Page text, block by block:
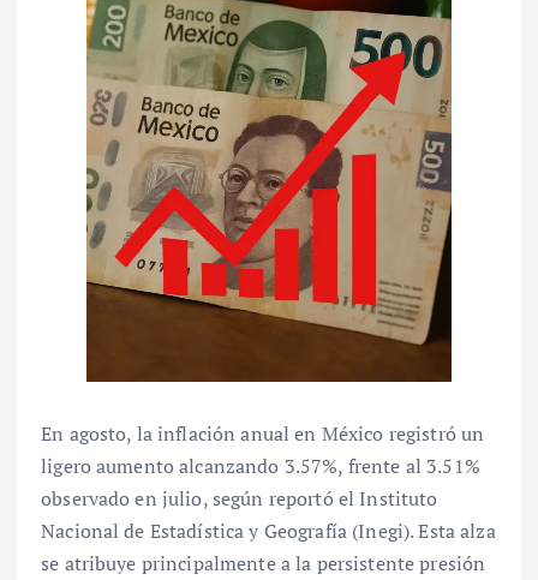
En agosto, la inflación anual en México registró un
ligero aumento alcanzando 3.57%, frente al 3.51%
observado en julio, según reportó el Instituto
Nacional de Estadística y Geografía (Inegi). Esta alza
se atribuye principalmente a la persistente presión